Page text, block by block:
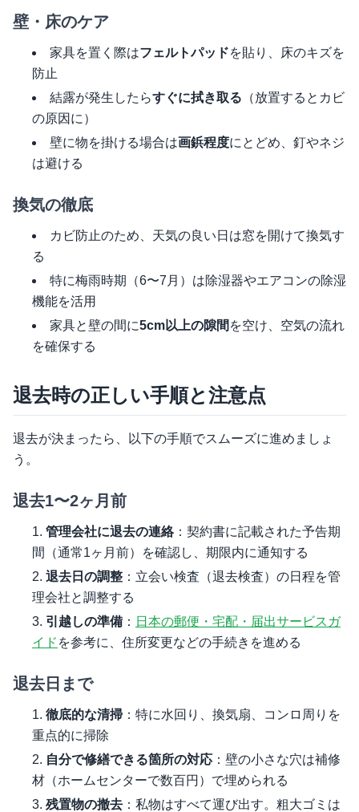
壁・床のケア
家具を置く際はフェルトパッドを貼り、床のキズを
防止
結露が発生したらすぐに拭き取る （放置するとカビ
の原因に）
壁に物を掛ける場合は画鋲程度にとどめ、釘やネジ
は避ける
換気の徹底
カビ防止のため、天気の良い日は窓を開けて換気す
る
特に梅雨時期（6〜7月）は除湿器やエアコンの除湿
機能を活用
家具と壁の間に5cm以上の隙間 を空け、空気の流れ
を確保する
退去時の正しい手順と注意点
退去が決まったら、以下の手順でスムーズに進めましょ
う。
退去1〜2ヶ月前
管理会社に退去の連絡：契約書に記載された予告期
間（通常1ヶ月前）を確認し、期限内に通知する
退去日の調整 ：立会い検査（退去検査）の日程を管
理会社と調整する
引越しの準備 ： 日本の郵便・宅配・届出サービスガ
イド を参考に、住所変更などの手続きを進める
退去日まで
徹底的な清掃 ：特に水回り、換気扇、コンロ周りを
重点的に掃除
自分で修繕できる箇所の対応 ：壁の小さな穴は補修
材（ホームセンターで数百円）で埋められる
残置物の撤去 ：私物はすべて運び出す。粗大ゴミは